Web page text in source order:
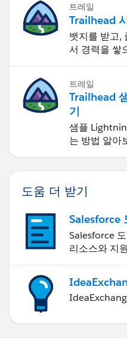
트레일
Trailhead
뱃지를 받고,
서 경력을 쌓
트레일
Trailhead
기
샘플
는 방법 알아
도움 더 받기
Salesforce
Salesforce
리소스와 지